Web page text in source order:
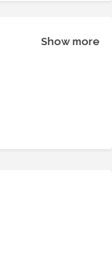
Show more